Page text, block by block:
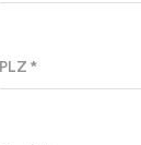
PLZ *